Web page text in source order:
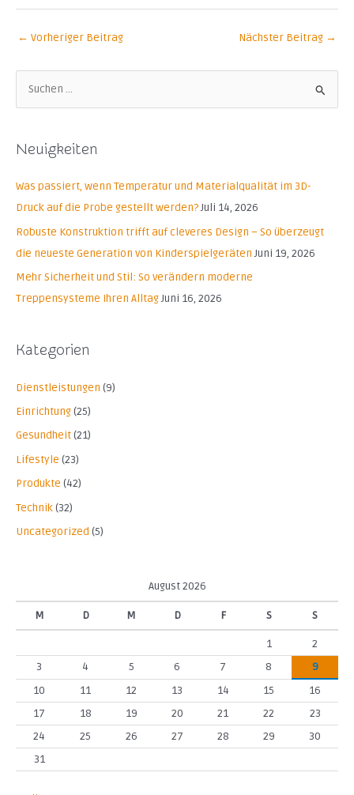
kommende
← Vorheriger Beitrag Nächster Beitrag →
h
h
:
Neuigkeiten
Was passiert, wenn Temperatur und Materialqualität im 3D-
Druck auf die Probe gestellt werden?Juli 14, 2026
Robuste Konstruktion trifft auf cleveres Design – So überzeugt
die neueste Generation von Kinderspielgeräten Juni 19, 2026
Mehr Sicherheit und Stil: So verändern moderne
Treppensysteme Ihren AlltagJuni 16, 2026
Kategorien
Dienstleistungen (9)
Einrichtung(25)
Gesundheit(21)
Lifestyle (23)
Produkte (42)
Technik(32)
Uncategorized (5)
August 2026
M D M D F S S
1
2
3
4 5 6 7 8
9
10
11 12 13 14 15
16
17
18 19 20 21 22
23
24
25 26 27 28 29
30
31